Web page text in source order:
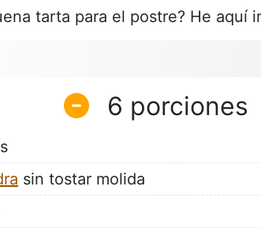
tarta para el postre? He aquí
6
sin tostar molida